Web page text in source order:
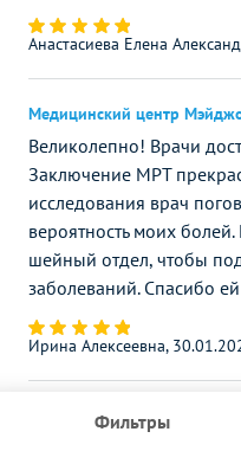
Фильтры
Анастасиева Елена
Медицинский центр
Великолепно! Врачи
Заключение МРТ
исследования врач
вероятность моих
шейный отдел, чтобы
заболеваний. Спасибо
Ирина Алексеевна,